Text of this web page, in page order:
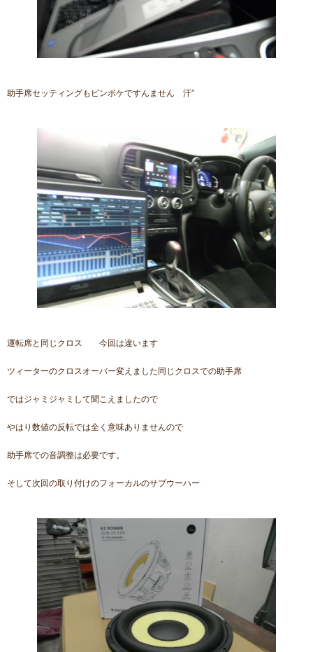
助手席セッティングもピンボケですんません 汗”
運転席と同じクロス 今回は違います
ツィーターのクロスオーバー変えました同じクロスでの助手席
ではジャミジャミして聞こえましたので
やはり数値の反転では全く意味ありませんので
助手席での音調整は必要です。
そして次回の取り付けのフォーカルのサブウーハー